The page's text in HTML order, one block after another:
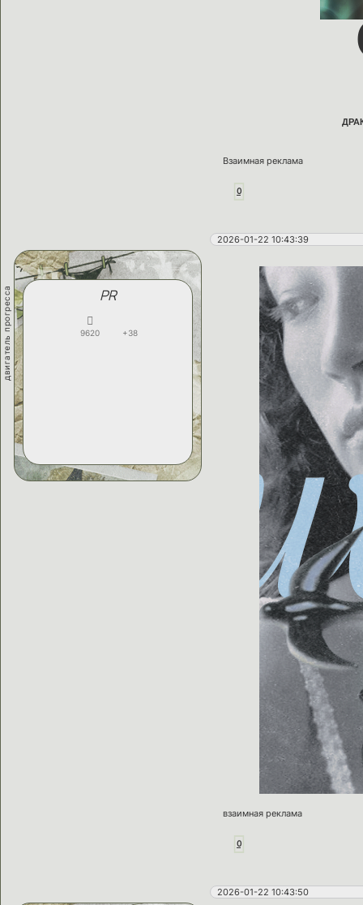
Взаимная реклама
0
2026-01-22 10:43:39
двигатель прогресса PR
9620 +38
взаимная реклама
0
2026-01-22 10:43:50